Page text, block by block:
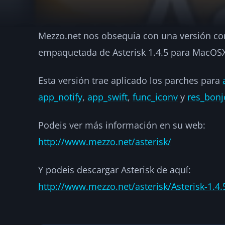
Asterisk 1.4.5
Mezzo.net nos obsequia con una versión
empaquetada de Asterisk 1.4.5 para
Esta versión trae aplicado los parches para
app_notify, app_swift, func_iconv y
Podeis ver más información en su web:
http://www.mezzo.net/asterisk/
Y podeis descargar Asterisk de aquí:
http://www.mezzo.net/asterisk/Asterisk-